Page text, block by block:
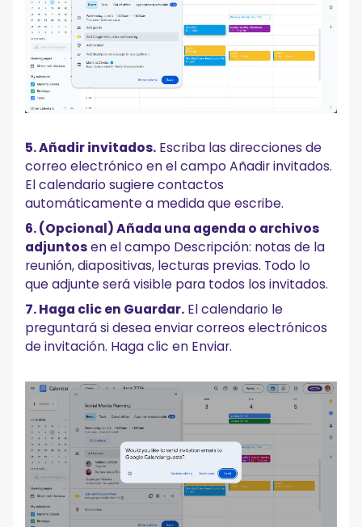
5. Añadir invitados. Escriba las direcciones de
correo electrónico en el campo Añadir invitados.
El calendario sugiere contactos
automáticamente a medida que escribe.
6. (Opcional) Añada una agenda o archivos
adjuntosen el campo Descripción: notas de la
reunión, diapositivas, lecturas previas. Todo lo
que adjunte será visible para todos los invitados.
7. Haga clic en Guardar. El calendario le
preguntará si desea enviar correos electrónicos
de invitación. Haga clic en Enviar.